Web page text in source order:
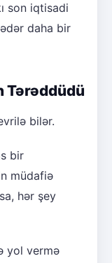
son iqtisadi
daha bir
Tərəddüdü
bilər.
bir
müdafiə
hər şey
yol vermə